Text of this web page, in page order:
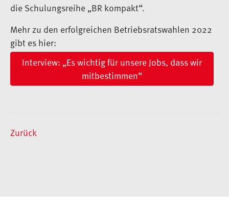
die Schulungsreihe „BR kompakt“.
Mehr zu den erfolgreichen Betriebsratswahlen 2022
gibt es hier:
Interview: „Es wichtig für unsere Jobs, dass wir
mitbestimmen“
Zurück